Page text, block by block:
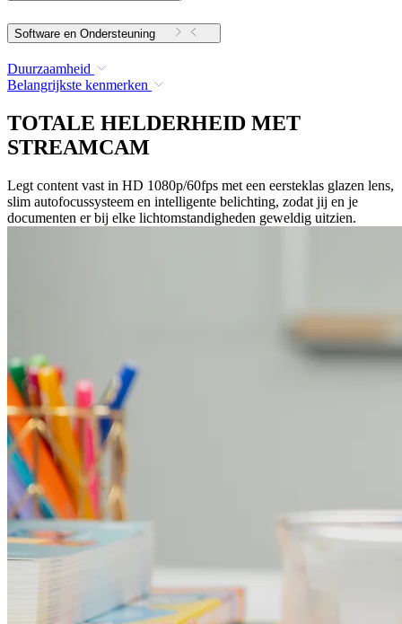
Software en Ondersteuning
Duurzaamheid
Belangrijkste kenmerken
TOTALE HELDERHEID MET
STREAMCAM
Legt content vast in HD 1080p/60fps met een eersteklas glazen lens,
slim autofocussysteem en intelligente belichting, zodat jij en je
documenten er bij elke lichtomstandigheden geweldig uitzien.